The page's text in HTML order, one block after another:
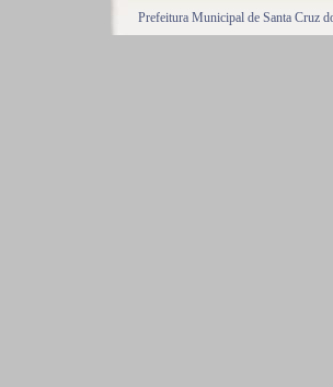
Prefeitura Municipal de Santa Cruz